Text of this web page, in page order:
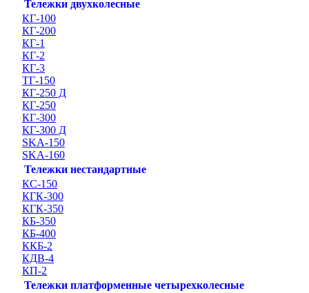
Тележки двухколесные
КГ-100
КГ-200
КГ-1
КГ-2
КГ-3
ТГ-150
КГ-250 Д
КГ-250
КГ-300
КГ-300 Д
SKA-150
SKA-160
Тележки нестандартные
КС-150
КГК-300
КГК-350
КБ-350
КБ-400
ККБ-2
КДВ-4
КП-2
Тележки платформенные четырехколесные